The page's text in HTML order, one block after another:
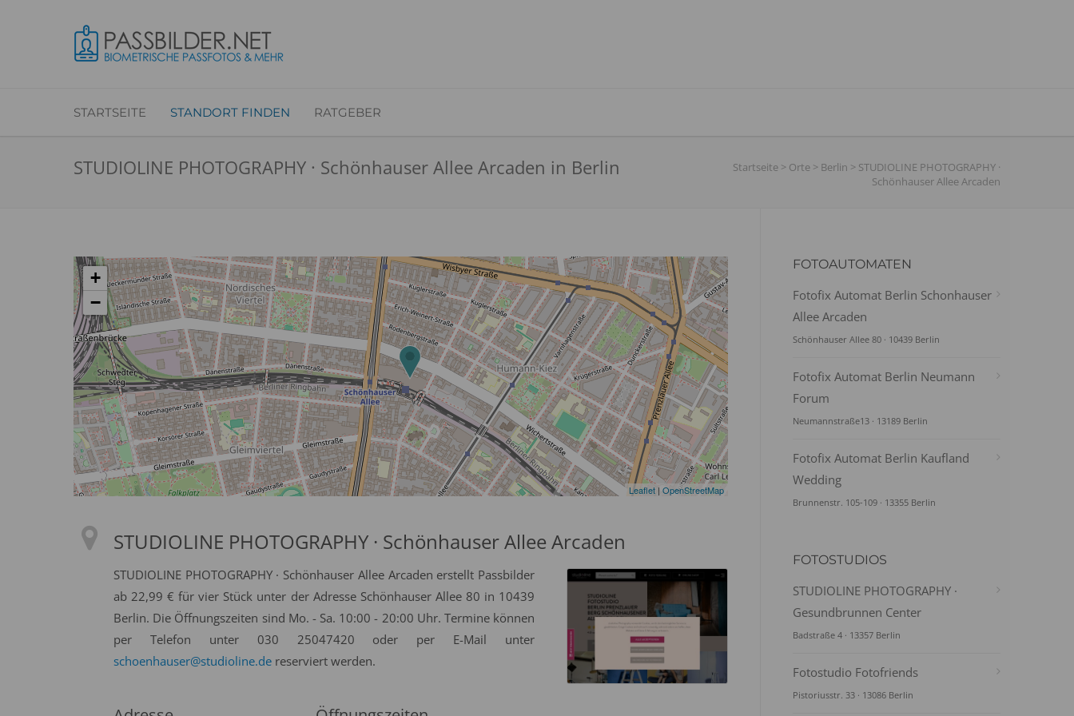
STARTSEITE STANDORT FINDEN RATGEBER
STUDIOLINE PHOTOGRAPHY · Schönhauser Allee Arcaden in Berlin Startseite > Orte > Berlin > STUDIOLINE PHOTOGRAPHY ·
Schönhauser Allee Arcaden
+
−
Leaflet | OpenStreetMap
STUDIOLINE PHOTOGRAPHY · Schönhauser Allee Arcaden
STUDIOLINE PHOTOGRAPHY · Schönhauser Allee Arcaden erstellt Passbilder
ab 22,99 € für vier Stück unter der Adresse Schönhauser Allee 80 in 10439
Berlin. Die Öffnungszeiten sind Mo. - Sa. 10:00 - 20:00 Uhr. Termine können
per Telefon unter 030 25047420 oder per E-Mail unter
schoenhauser@studioline.de reserviert werden.
FOTOAUTOMATEN
Fotofix Automat Berlin Schonhauser
Allee Arcaden
Schönhauser Allee 80 · 10439 Berlin
Fotofix Automat Berlin Neumann
Forum
Neumannstraße13 · 13189 Berlin
Fotofix Automat Berlin Kaufland
Wedding
Brunnenstr. 105-109 · 13355 Berlin
FOTOSTUDIOS
STUDIOLINE PHOTOGRAPHY ·
Gesundbrunnen Center
Badstraße 4 · 13357 Berlin
Fotostudio Fotofriends
Pistoriusstr. 33 · 13086 Berlin